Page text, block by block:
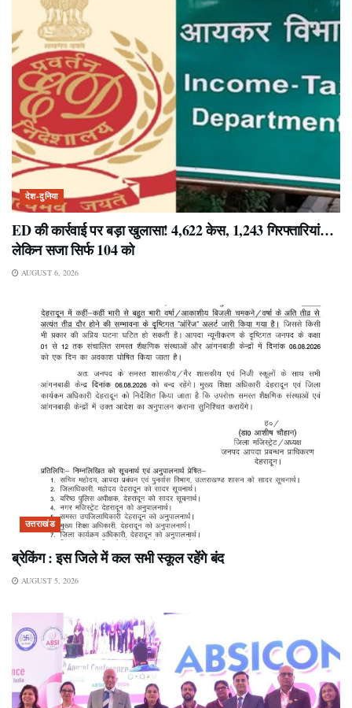
देश-दुनिया
ED की कार्रवाई पर बड़ा खुलासा! 4,622 केस, 1,243 गिरफ्तारियां…
लेकिन सजा सिर्फ 104 को
AUGUST 6, 2026
उत्तराखंड
ब्रेकिंग : इस जिले में कल सभी स्कूल रहेंगे बंद
AUGUST 5, 2026